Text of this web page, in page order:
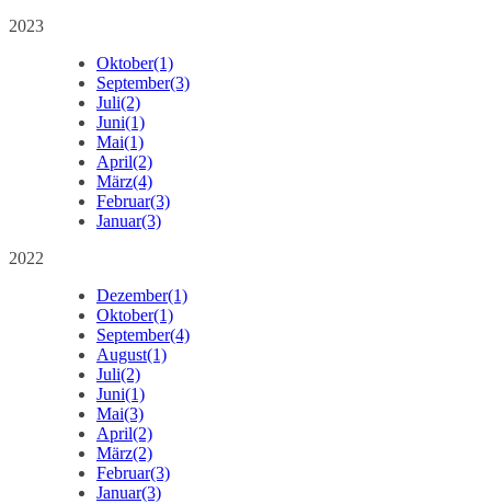
2023
Oktober(1)
September(3)
Juli(2)
Juni(1)
Mai(1)
April(2)
März(4)
Februar(3)
Januar(3)
2022
Dezember(1)
Oktober(1)
September(4)
August(1)
Juli(2)
Juni(1)
Mai(3)
April(2)
März(2)
Februar(3)
Januar(3)